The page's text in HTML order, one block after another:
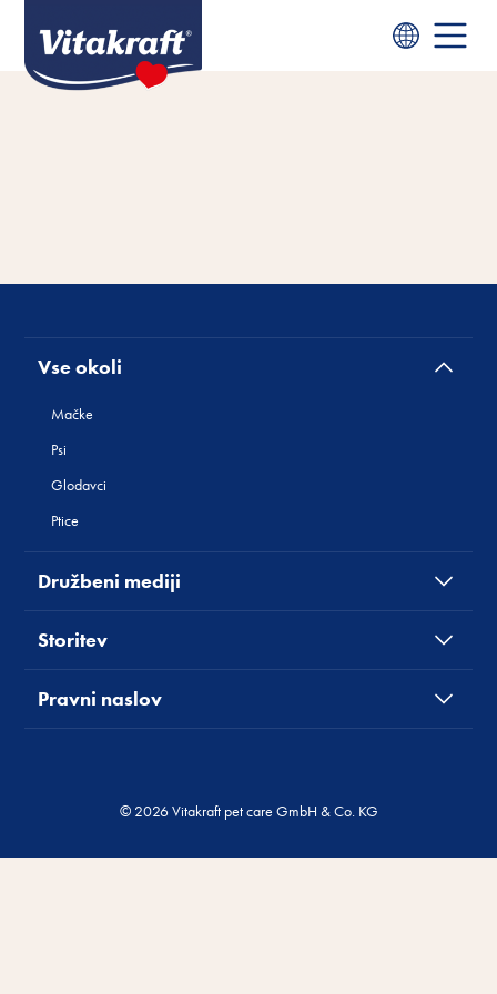
Vse okoli
Mačke
Psi
Glodavci
Ptice
Družbeni mediji
Storitev
Pravni naslov
© 2026 Vitakraft pet care GmbH & Co. KG